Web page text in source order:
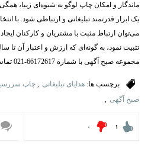
ماندگار و امکان چاپ لوگو به شیوه‌ای زیبا،
یک ابزار قدرتمند تبلیغاتی و ارتباطی شود. با
می‌توان ارتباط مثبت با مشتریان و کارکنان
تثبیت نمود، به گونه‌ای که ارزش و اعتبار آن تا
مجموعه صبح آگهی با شماره 66172617-021 تماس بگیرید.
برچسب ها: هدایای تبلیغاتی , چاپ
صبح آگهی ,
۱ ۰